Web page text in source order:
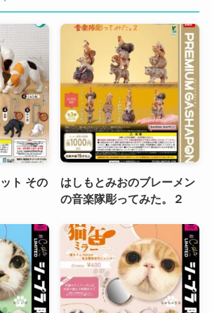
ト その
はしもとみおのブレーメン
の音楽隊彫ってみた。２